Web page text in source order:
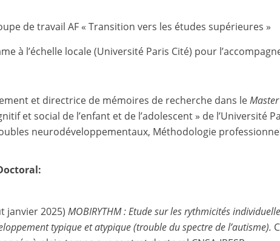
de travail AF « Transition vers les études supérieures »
à l’échelle locale (Université Paris Cité) pour
et directrice de mémoires de recherche dans le
et social de l’enfant et de l’adolescent » de l’Université
neurodéveloppementaux, Méthodologie
janvier 2025) MOBIRYTHM : Etude sur les rythmicités
typique et atypique (trouble du spectre de l’autisme).